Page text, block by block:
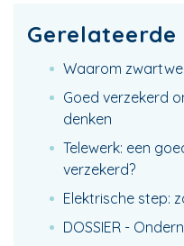
Gerelateerde
Waarom
Goed verzekerd
denken
Telewerk: een
verzekerd?
Elektrische step:
DOSSIER -